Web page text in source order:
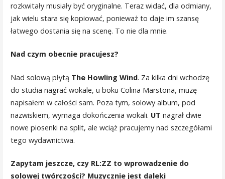
rozkwitały musiały być oryginalne. Teraz widać, dla odmiany,
jak wielu stara się kopiować, ponieważ to daje im szansę
łatwego dostania się na scenę. To nie dla mnie.
Nad czym obecnie pracujesz?
Nad solową płytą The Howling Wind. Za kilka dni wchodzę
do studia nagrać wokale, u boku Colina Marstona, muzę
napisałem w całości sam. Poza tym, solowy album, pod
nazwiskiem, wymaga dokończenia wokali. UT nagrał dwie
nowe piosenki na split, ale wciąż pracujemy nad szczegółami
tego wydawnictwa.
Zapytam jeszcze, czy RL:ZZ to wprowadzenie do
solowej twórczości? Muzycznie jest daleki